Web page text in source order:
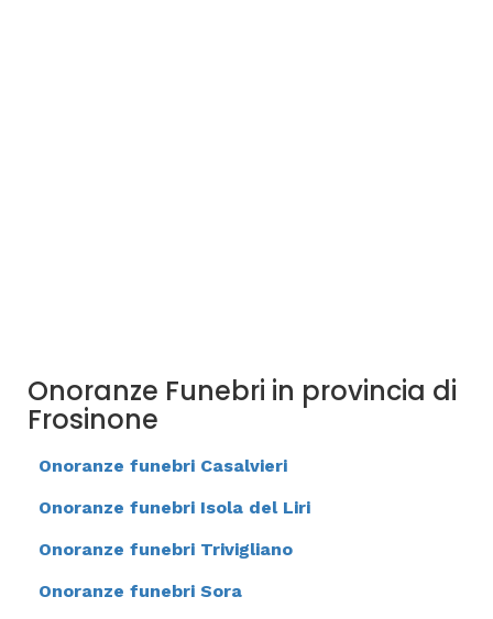
Onoranze Funebri in provincia di
Frosinone
Onoranze funebri Casalvieri
Onoranze funebri Isola del Liri
Onoranze funebri Trivigliano
Onoranze funebri Sora